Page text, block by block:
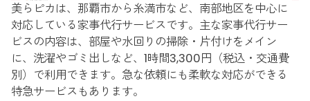
美らピカは、那覇市から糸満市など、南部地区を中心に
対応している家事代行サービスです。主な家事代行サー
ビスの内容は、部屋や水回りの掃除・片付けをメイン
に、洗濯やゴミ出しなど、1時間3,300円（税込・交通費
別）で利用できます。急な依頼にも柔軟な対応ができる
特急サービスもあります。